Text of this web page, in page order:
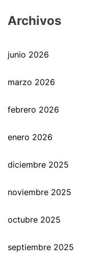
Archivos
junio 2026
marzo 2026
febrero 2026
enero 2026
diciembre 2025
noviembre 2025
octubre 2025
septiembre 2025